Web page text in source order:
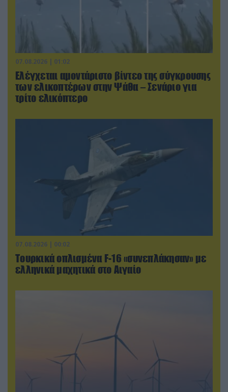
07.08.2026 | 01:02
Ελέγχεται αμοντάριστο βίντεο της σύγκρουσης
των ελικοπτέρων στην Ψάθα – Σενάριο για
τρίτο ελικόπτερο
07.08.2026 | 00:02
Τουρκικά οπλισμένα F-16 «συνεπλάκησαν» με
ελληνικά μαχητικά στο Αιγαίο